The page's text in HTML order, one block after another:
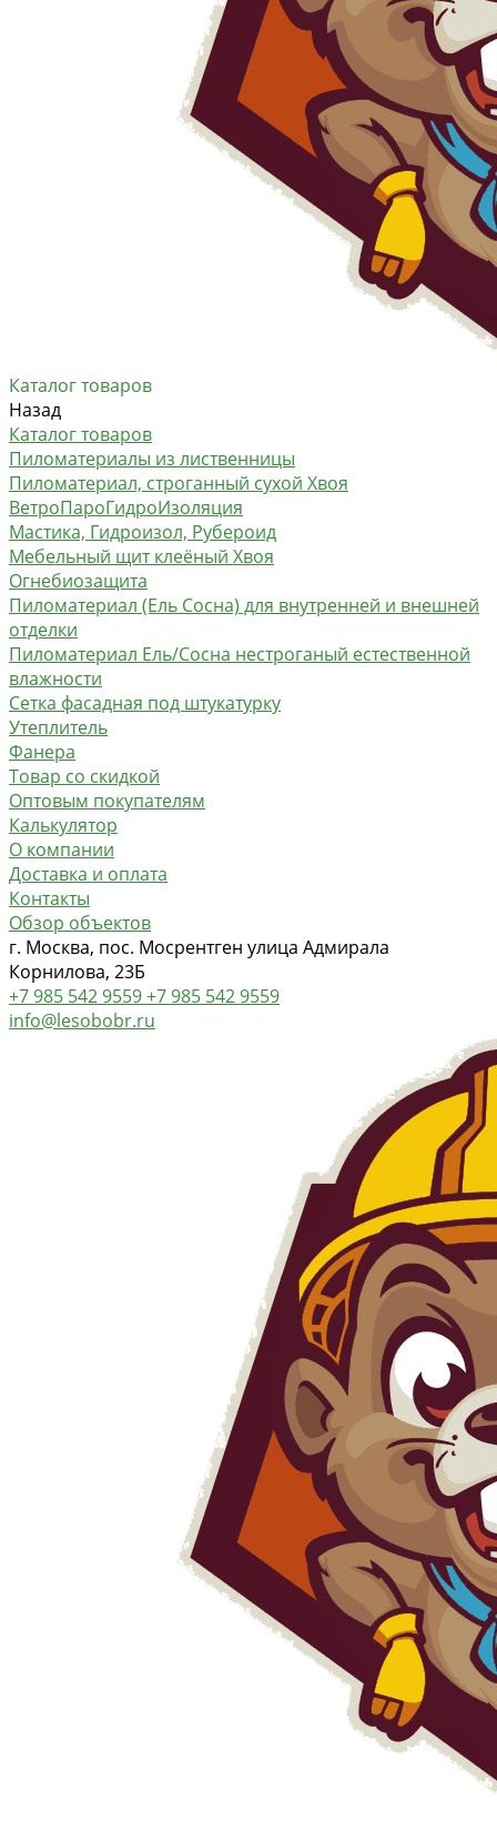
Каталог товаров
Назад
Каталог товаров
Пиломатериалы из лиственницы
Пиломатериал, строганный сухой Хвоя
ВетроПароГидроИзоляция
Мастика, Гидроизол, Рубероид
Мебельный щит клеёный Хвоя
Огнебиозащита
Пиломатериал (Ель Сосна) для внутренней и внешней
отделки
Пиломатериал Ель/Сосна нестроганый естественной
влажности
Сетка фасадная под штукатурку
Утеплитель
Фанера
Товар со скидкой
Оптовым покупателям
Калькулятор
О компании
Доставка и оплата
Контакты
Обзор объектов
г. Москва, пос. Мосрентген улица Адмирала
Корнилова, 23Б
+7 985 542 9559+7 985 542 9559
info@lesobobr.ru